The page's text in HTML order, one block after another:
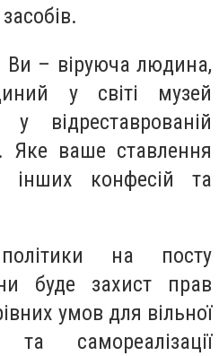
Ви – віруюча людина,
у світі музей
відреставрованій
Яке ваше ставлення
інших конфесій та
на посту
буде захист прав
умов для вільної
та самореалізації